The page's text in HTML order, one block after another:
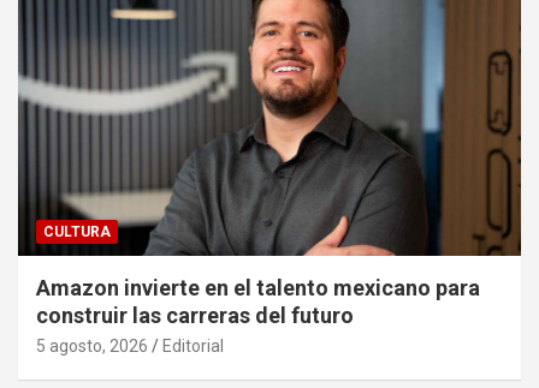
CULTURA
Amazon invierte en el talento mexicano para
construir las carreras del futuro
5 agosto, 2026 Editorial